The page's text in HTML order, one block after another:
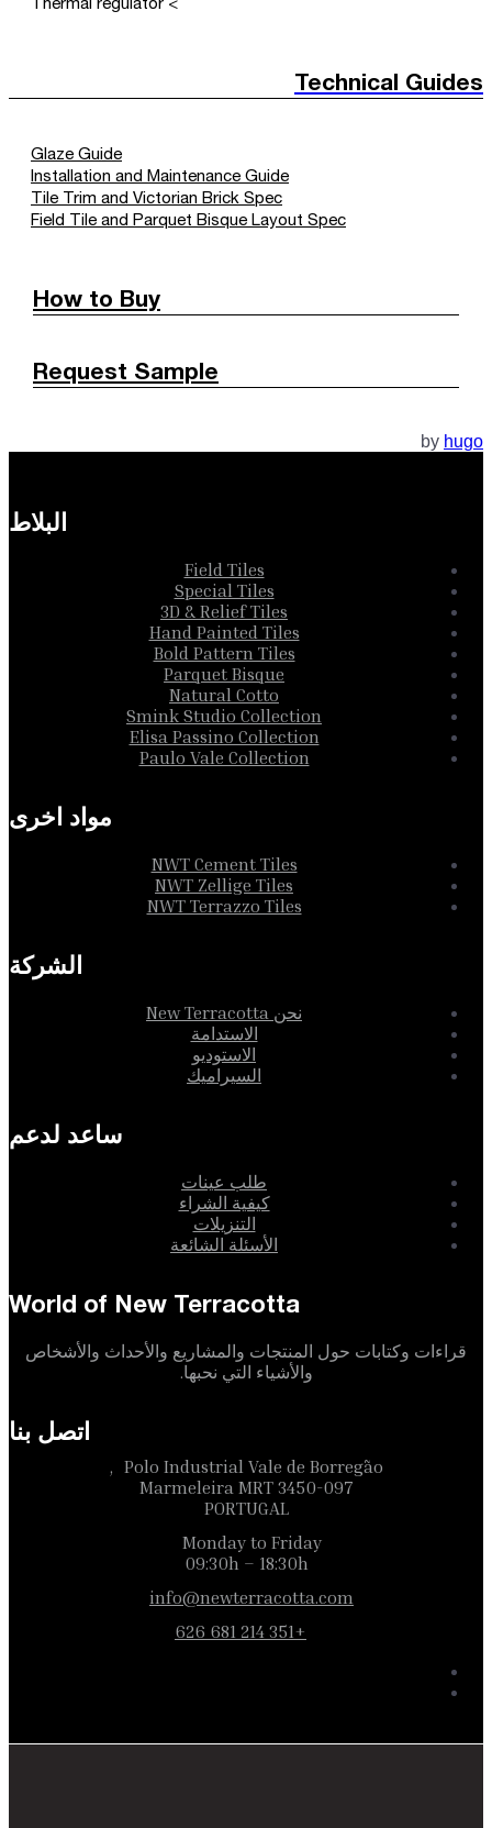
> Thermal regulator
Technical Guides
Glaze Guide
Installation and Maintenance Guide
Tile Trim and Victorian Brick Spec
Field Tile and Parquet Bisque Layout Spec
How to Buy
Request Sample
by hugo
البلاط
Field Tiles
Special Tiles
3D & Relief Tiles
Hand Painted Tiles
Bold Pattern Tiles
Parquet Bisque
Natural Cotto
Smink Studio Collection
Elisa Passino Collection
Paulo Vale Collection
مواد اخرى
NWT Cement Tiles
NWT Zellige Tiles
NWT Terrazzo Tiles
الشركة
نحن New Terracotta
الاستدامة
الاستوديو
السيراميك
ساعد لدعم
طلب عينات
كيفية الشراء
التنزيلات
الأسئلة الشائعة
World of New Terracotta
قراءات وكتابات حول المنتجات والمشاريع والأحداث والأشخاص
والأشياء التي نحبها.
اتصل بنا
Polo Industrial Vale de Borregão,
3450-097 Marmeleira MRT
PORTUGAL
Monday to Friday
09:30h – 18:30h
info@newterracotta.com
+351 214 681 626